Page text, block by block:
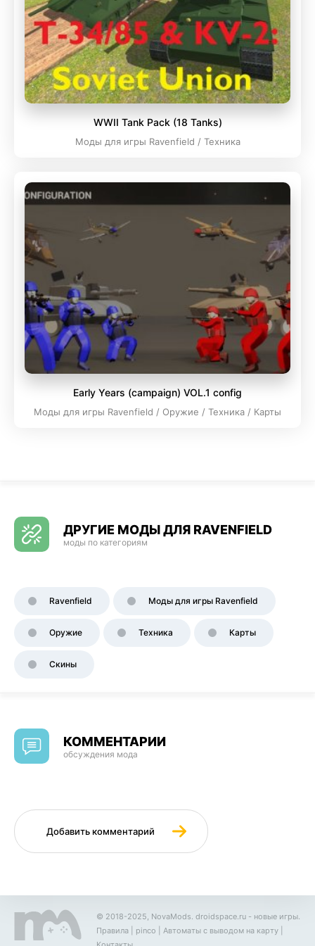
WWII Tank Pack (18 Tanks)
Моды для игры Ravenfield / Техника
Early Years (campaign) VOL.1 config
Моды для игры Ravenfield / Оружие / Техника / Карты
ДРУГИЕ МОДЫ ДЛЯ RAVENFIELD
моды по категориям
Ravenfield Моды для игры Ravenfield
Оружие Техника Карты
Скины
КОММЕНТАРИИ
обсуждения мода
Добавить комментарий
© 2018-2025, NovaMods. droidspace.ru - новые игры.
Правила
pinco Автоматы с выводом на карту